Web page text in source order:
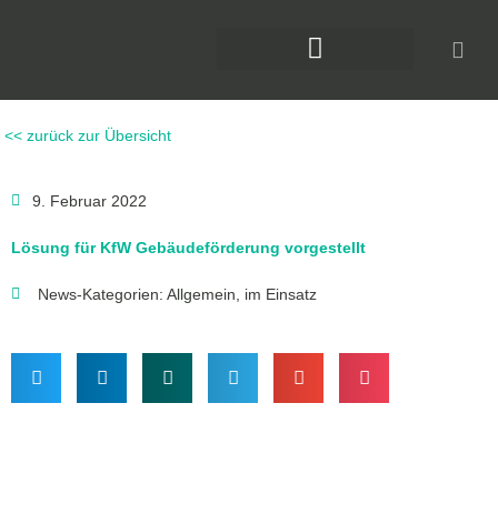
<< zurück zur Übersicht
9. Februar 2022
Lösung für KfW Gebäudeförderung vorgestellt
News-Kategorien: Allgemein im Einsatz